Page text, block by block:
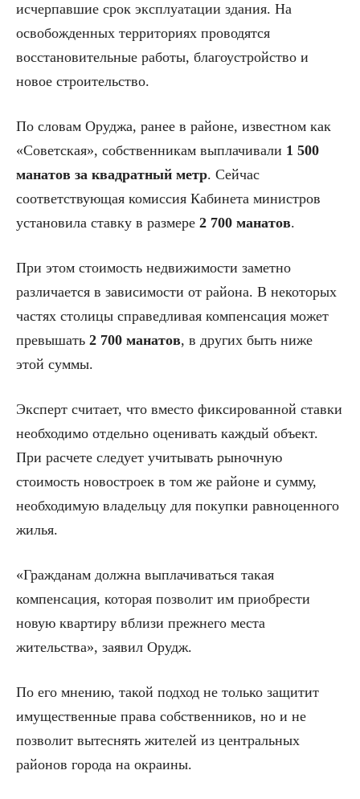
исчерпавшие срок эксплуатации здания. На
освобожденных территориях проводятся
восстановительные работы, благоустройство и
новое строительство.
По словам Оруджа, ранее в районе, известном как
«Советская», собственникам выплачивали 1 500
манатов за квадратный метр. Сейчас
соответствующая комиссия Кабинета министров
установила ставку в размере 2 700 манатов.
При этом стоимость недвижимости заметно
различается в зависимости от района. В некоторых
частях столицы справедливая компенсация может
превышать 2 700 манатов, в других быть ниже
этой суммы.
Эксперт считает, что вместо фиксированной ставки
необходимо отдельно оценивать каждый объект.
При расчете следует учитывать рыночную
стоимость новостроек в том же районе и сумму,
необходимую владельцу для покупки равноценного
жилья.
«Гражданам должна выплачиваться такая
компенсация, которая позволит им приобрести
новую квартиру вблизи прежнего места
жительства», заявил Орудж.
По его мнению, такой подход не только защитит
имущественные права собственников, но и не
позволит вытеснять жителей из центральных
районов города на окраины.